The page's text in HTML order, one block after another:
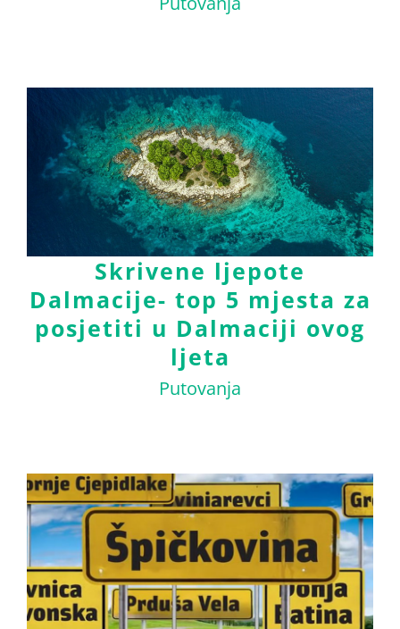
Skrivene ljepote
Dalmacije- top 5 mjesta za
posjetiti u Dalmaciji ovog
ljeta
Putovanja